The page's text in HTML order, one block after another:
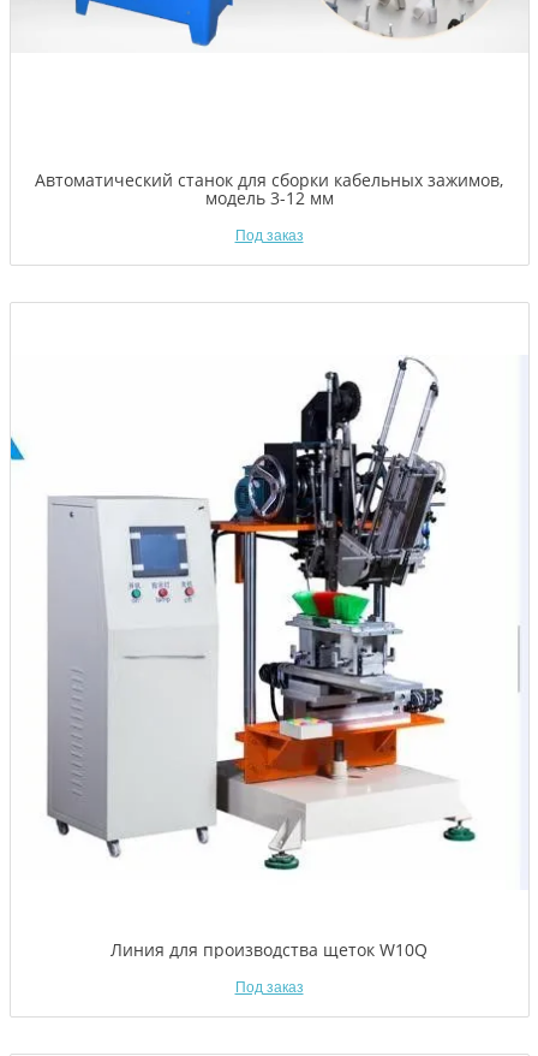
Автоматический станок для сборки кабельных зажимов,
модель 3-12 мм
Под заказ
Линия для производства щеток W10Q
Под заказ